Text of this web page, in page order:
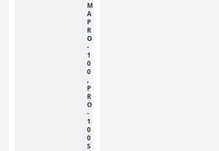
M
A
P
R
O
-
1
0
0
,
P
R
O
-
1
0
0
S